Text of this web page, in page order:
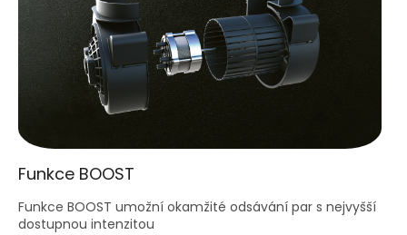
Funkce BOOST
Funkce BOOST umožní okamžité odsávání par s nejvyšší
dostupnou intenzitou